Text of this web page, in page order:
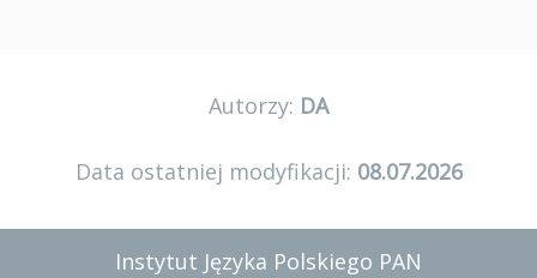
Autorzy: DA
Data ostatniej modyfikacji: 08.07.2026
Instytut Języka Polskiego PAN